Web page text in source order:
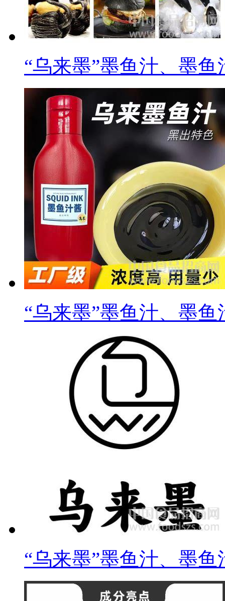
“乌来墨”墨鱼汁、墨鱼
“乌来墨”墨鱼汁、墨鱼
“乌来墨”墨鱼汁、墨鱼